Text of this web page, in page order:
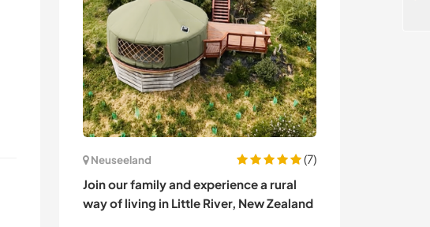
Neuseeland
(7)
Join our family and experience a rural
way of living in Little River, New Zealand